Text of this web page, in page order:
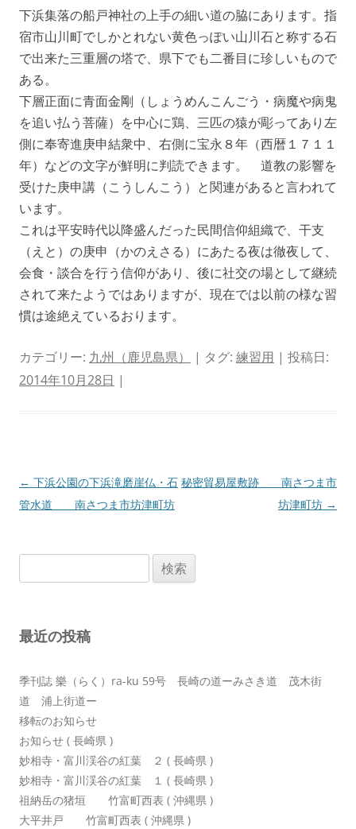
下浜集落の船戸神社の上手の細い道の脇にあります。指
宿市山川町でしかとれない黄色っぽい山川石と称する石
で出来た三重層の塔で、県下でも二番目に珍しいもので
ある。
下層正面に青面金剛（しょうめんこんごう・病魔や病鬼
を追い払う菩薩）を中心に鶏、三匹の猿が彫ってあり左
側に奉寄進庚申結衆中、右側に宝永８年（西暦１７１１
年）などの文字が鮮明に判読できます。 道教の影響を
受けた庚申講（こうしんこう）と関連があると言われて
います。
これは平安時代以降盛んだった民間信仰組織で、干支
（えと）の庚申（かのえさる）にあたる夜は徹夜して、
会食・談合を行う信仰があり、後に社交の場として継続
されて来たようではありますが、現在では以前の様な習
慣は途絶えているおります。
カテゴリー: 九州（鹿児島県） | タグ: 練習用 | 投稿日:
2014年10月28日 |
投
稿
ョ
← 下浜公園の下浜滝磨崖仏・石
管水道 南さつま市坊津町坊
秘密貿易屋敷跡 南さつま市
坊津町坊 →
索:
最近の投稿
季刊誌 樂（らく）ra-ku 59号 長崎の道ーみさき道 茂木街
道 浦上街道ー
移転のお知らせ
お知らせ ( 長崎県 )
妙相寺・富川渓谷の紅葉 ２ ( 長崎県 )
妙相寺・富川渓谷の紅葉 １ ( 長崎県 )
祖納岳の猪垣 竹富町西表 ( 沖縄県 )
大平井戸 竹富町西表 ( 沖縄県 )